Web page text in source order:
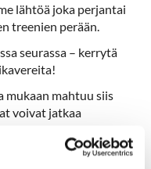
lähtöä joka perjantai
treenien perään.
seurassa – kerrytä
mukaan mahtuu siis
voivat jatkaa